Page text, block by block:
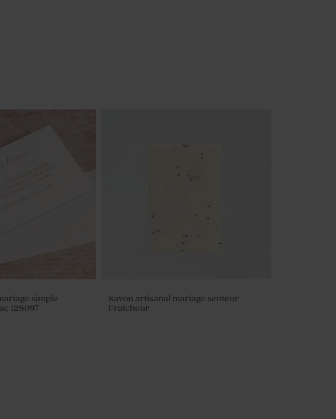
simple
128097
Savon artisanal mariage senteur
Fraîcheur